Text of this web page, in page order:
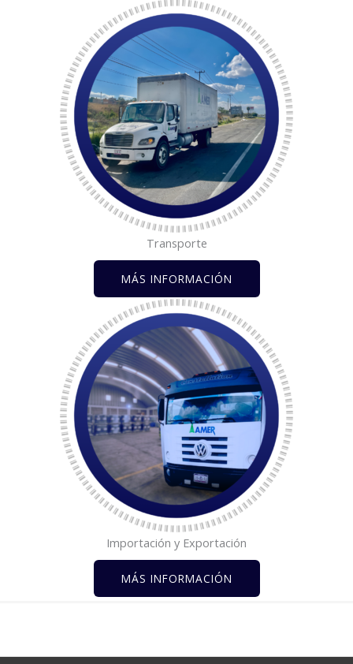
Transporte
MÁS INFORMACIÓN
Importación y Exportación
MÁS INFORMACIÓN